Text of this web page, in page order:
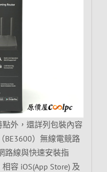
外，還詳列包裝內容
BE3600）無線電競路
路線與快速安裝指
容 iOS(App Store) 及